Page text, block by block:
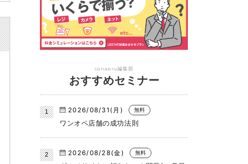
canaeru編集部
おすすめセミナー
2026/08/31(月) 無料
ワンオペ店舗の成功法則
2026/08/28(金) 無料